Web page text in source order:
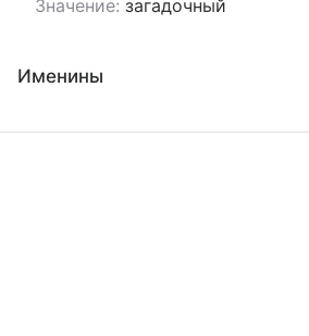
Значение: загадочный
Именины